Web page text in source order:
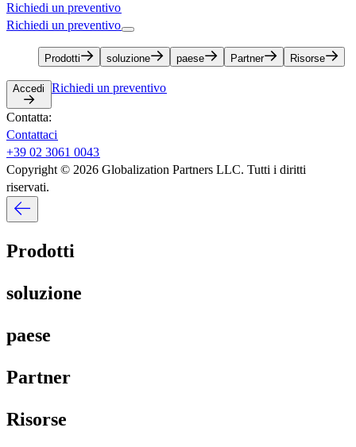
Richiedi un preventivo​​
Richiedi un preventivo​​
Prodotti​​ soluzione​​ paese​​ Partner​​ Risorse​​
Accedi​​ Richiedi un preventivo​​
Contatta:​​
Contattaci​​
+39 02 3061 0043​​
Copyright © 2026 Globalization Partners LLC. Tutti i diritti
riservati.​​
Prodotti​​
soluzione​​
paese​​
Partner​​
Risorse​​